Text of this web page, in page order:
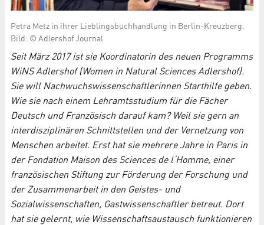
Petra Metz in ihrer Lieblingsbuchhandlung in Berlin-Kreuzberg.
Bild: © Adlershof Journal
Seit März 2017 ist sie Koordinatorin des neuen Programms
WiNS Adlershof (Women in Natural Sciences Adlershof).
Sie will Nachwuchs­wissen­schaft­lerinnen Starthilfe geben.
Wie sie nach einem Lehramtsstudium für die Fächer
Deutsch und Französisch darauf kam? Weil sie gern an
interdisziplinären Schnittstellen und der Vernetzung von
Menschen arbeitet. Erst hat sie mehrere Jahre in Paris in
der Fondation Maison des Sciences de l‘Homme, einer
französischen Stiftung zur Förderung der Forschung und
der Zusammenarbeit in den Geistes- und
Sozialwissenschaften, Gastwissenschaftler betreut. Dort
hat sie gelernt, wie Wissenschaftsaustausch funktionieren